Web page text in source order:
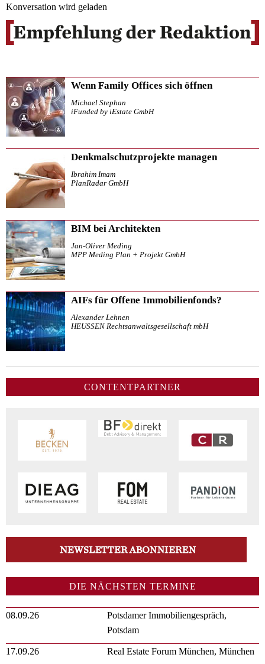
Konversation wird geladen
Wenn Family Offices sich öffnen
Michael Stephan
iFunded by iEstate GmbH
Denkmalschutzprojekte managen
Ibrahim Imam
PlanRadar GmbH
BIM bei Architekten
Jan-Oliver Meding
MPP Meding Plan + Projekt GmbH
AIFs für Offene Immobilienfonds?
Alexander Lehnen
HEUSSEN Rechtsanwaltsgesellschaft mbH
CONTENTPARTNER
DIE NÄCHSTEN TERMINE
08.09.26
Potsdamer Immobiliengespräch,
Potsdam
17.09.26 Real Estate Forum München, München